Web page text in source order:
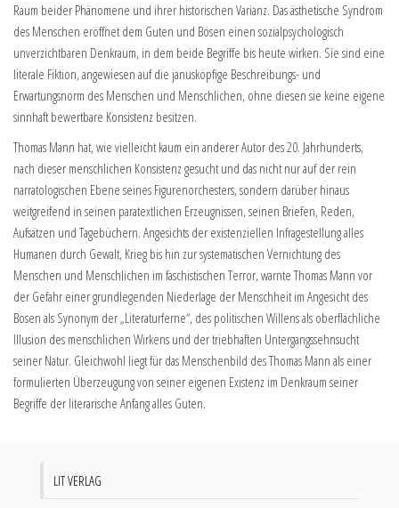
Raum beider Phänomene und ihrer historischen Varianz. Das ästhetische Syndrom
des Menschen eröffnet dem Guten und Bösen einen sozialpsychologisch
unverzichtbaren Denkraum, in dem beide Begriffe bis heute wirken. Sie sind eine
literale Fiktion, angewiesen auf die janusköpfige Beschreibungs- und
Erwartungsnorm des Menschen und Menschlichen, ohne diesen sie keine eigene
sinnhaft bewertbare Konsistenz besitzen.
Thomas Mann hat, wie vielleicht kaum ein anderer Autor des 20. Jahrhunderts,
nach dieser menschlichen Konsistenz gesucht und das nicht nur auf der rein
narratologischen Ebene seines Figurenorchesters, sondern darüber hinaus
weitgreifend in seinen paratextlichen Erzeugnissen, seinen Briefen, Reden,
Aufsätzen und Tagebüchern. Angesichts der existenziellen Infragestellung alles
Humanen durch Gewalt, Krieg bis hin zur systematischen Vernichtung des
Menschen und Menschlichen im faschistischen Terror, warnte Thomas Mann vor
der Gefahr einer grundlegenden Niederlage der Menschheit im Angesicht des
Bösen als Synonym der „Literaturferne“, des politischen Willens als oberflächliche
Illusion des menschlichen Wirkens und der triebhaften Untergangssehnsucht
seiner Natur. Gleichwohl liegt für das Menschenbild des Thomas Mann als einer
formulierten Überzeugung von seiner eigenen Existenz im Denkraum seiner
Begriffe der literarische Anfang alles Guten.
LIT VERLAG